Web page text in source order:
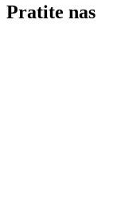
Pratite nas